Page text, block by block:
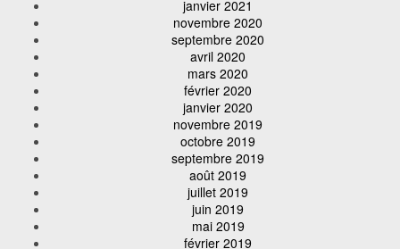
janvier 2021
novembre 2020
septembre 2020
avril 2020
mars 2020
février 2020
janvier 2020
novembre 2019
octobre 2019
septembre 2019
août 2019
juillet 2019
juin 2019
mai 2019
février 2019